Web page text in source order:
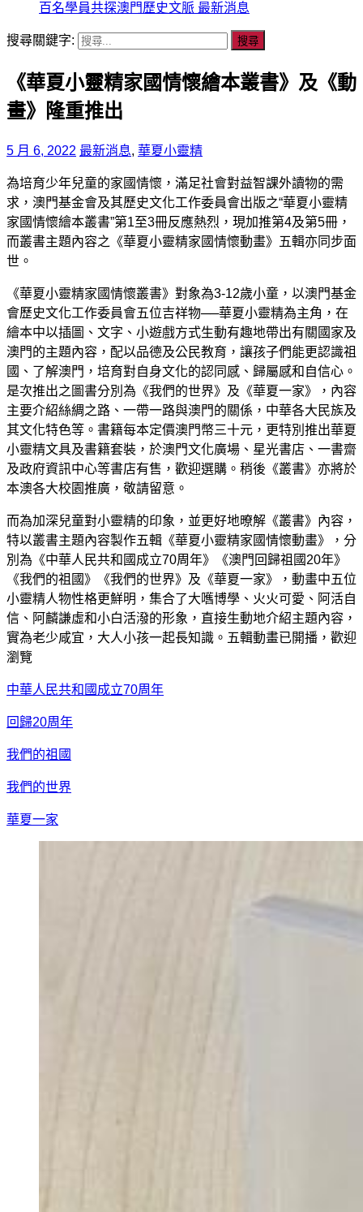
百名學員共探澳門歷史文脈 最新消息
搜尋關鍵字:
《華夏小靈精家國情懷繪本叢書》及《動
畫》隆重推出
5 月 6, 2022 最新消息, 華夏小靈精
為培育少年兒童的家國情懷，滿足社會對益智課外讀物的需
求，澳門基金會及其歷史文化工作委員會出版之“華夏小靈精
家國情懷繪本叢書”第1至3冊反應熱烈，現加推第4及第5冊，
而叢書主題內容之《華夏小靈精家國情懷動畫》五輯亦同步面
世。
《華夏小靈精家國情懷叢書》對象為3-12歲小童，以澳門基金
會歷史文化工作委員會五位吉祥物──華夏小靈精為主角，在
繪本中以插圖、文字、小遊戲方式生動有趣地帶出有關國家及
澳門的主題內容，配以品德及公民教育，讓孩子們能更認識祖
國、了解澳門，培育對自身文化的認同感、歸屬感和自信心。
是次推出之圖書分別為《我們的世界》及《華夏一家》，內容
主要介紹絲綢之路、一帶一路與澳門的關係，中華各大民族及
其文化特色等。書籍每本定價澳門幣三十元，更特別推出華夏
小靈精文具及書籍套裝，於澳門文化廣場、星光書店、一書齋
及政府資訊中心等書店有售，歡迎選購。稍後《叢書》亦將於
本澳各大校園推廣，敬請留意。
而為加深兒童對小靈精的印象，並更好地暸解《叢書》內容，
特以叢書主題內容製作五輯《華夏小靈精家國情懷動畫》，分
別為《中華人民共和國成立70周年》《澳門回歸祖國20年》
《我們的祖國》《我們的世界》及《華夏一家》，動畫中五位
小靈精人物性格更鮮明，集合了大嚿博學、火火可愛、阿活自
信、阿麟謙虛和小白活潑的形象，直接生動地介紹主題內容，
實為老少咸宜，大人小孩一起長知識。五輯動畫已開播，歡迎
瀏覽
中華人民共和國成立70周年
回歸20周年
我們的祖國
我們的世界
華夏一家